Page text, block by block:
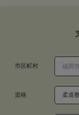
市区町村
資格 柔道